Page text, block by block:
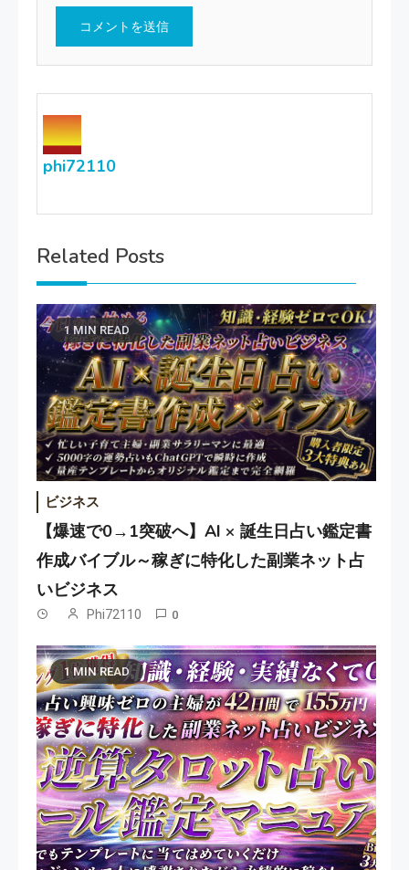
phi72110
Related Posts
1 MIN READ
ビジネス
【爆速で0→1突破へ】AI × 誕生日占い鑑定書
作成バイブル～稼ぎに特化した副業ネット占
いビジネス
Phi72110 0
1 MIN READ